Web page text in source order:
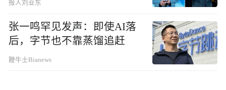
报人刘亚东
张一鸣罕见发声：即使AI落
后，字节也不靠蒸馏追赶
鞭牛士Bianews